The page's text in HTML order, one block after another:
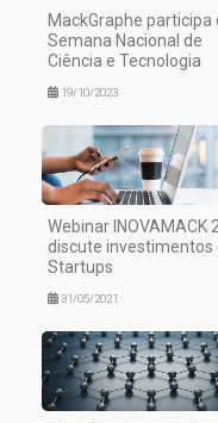
MackGraphe participa
Semana Nacional de
Ciência e Tecnologia
19/10/2023
Webinar INOVAMACK
discute investimentos
Startups
31/05/2021